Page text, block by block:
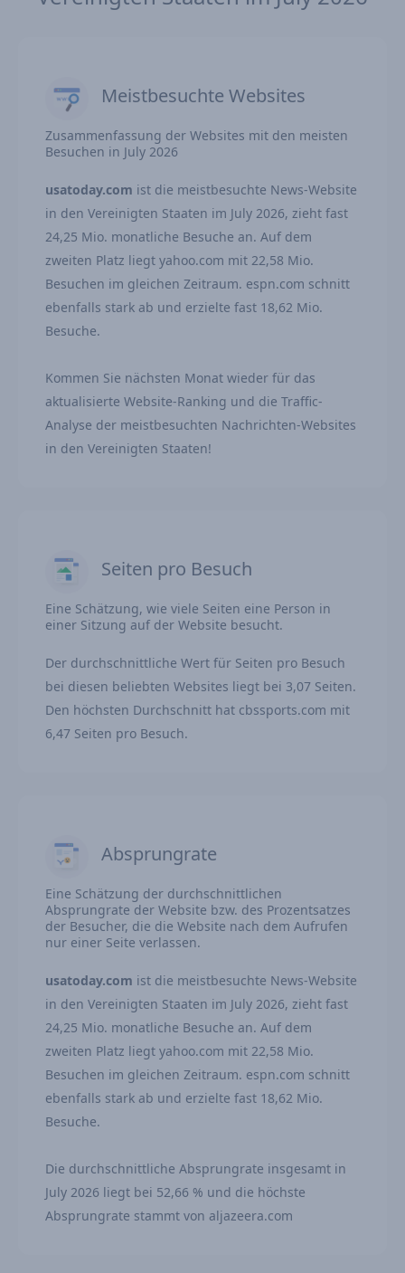
Meistbesuchte Websites
Zusammenfassung der Websites mit den meisten
Besuchen in July 2026
usatoday.com ist die meistbesuchte News-Website
in den Vereinigten Staaten im July 2026, zieht fast
24,25 Mio. monatliche Besuche an. Auf dem
zweiten Platz liegt yahoo.com mit 22,58 Mio.
Besuchen im gleichen Zeitraum. espn.com schnitt
ebenfalls stark ab und erzielte fast 18,62 Mio.
Besuche.
Kommen Sie nächsten Monat wieder für das
aktualisierte Website-Ranking und die Traffic-
Analyse der meistbesuchten Nachrichten-Websites
in den Vereinigten Staaten!
Seiten pro Besuch
Eine Schätzung, wie viele Seiten eine Person in
einer Sitzung auf der Website besucht.
Der durchschnittliche Wert für Seiten pro Besuch
bei diesen beliebten Websites liegt bei 3,07 Seiten.
Den höchsten Durchschnitt hat cbssports.com mit
6,47 Seiten pro Besuch.
Absprungrate
Eine Schätzung der durchschnittlichen
Absprungrate der Website bzw. des Prozentsatzes
der Besucher, die die Website nach dem Aufrufen
nur einer Seite verlassen.
usatoday.com ist die meistbesuchte News-Website
in den Vereinigten Staaten im July 2026, zieht fast
24,25 Mio. monatliche Besuche an. Auf dem
zweiten Platz liegt yahoo.com mit 22,58 Mio.
Besuchen im gleichen Zeitraum. espn.com schnitt
ebenfalls stark ab und erzielte fast 18,62 Mio.
Besuche.
Die durchschnittliche Absprungrate insgesamt in
July 2026 liegt bei 52,66 % und die höchste
Absprungrate stammt von aljazeera.com